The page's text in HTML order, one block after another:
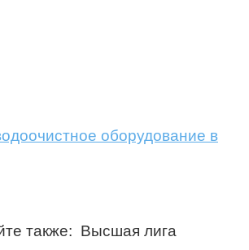
оборудование в
также: Высшая лига